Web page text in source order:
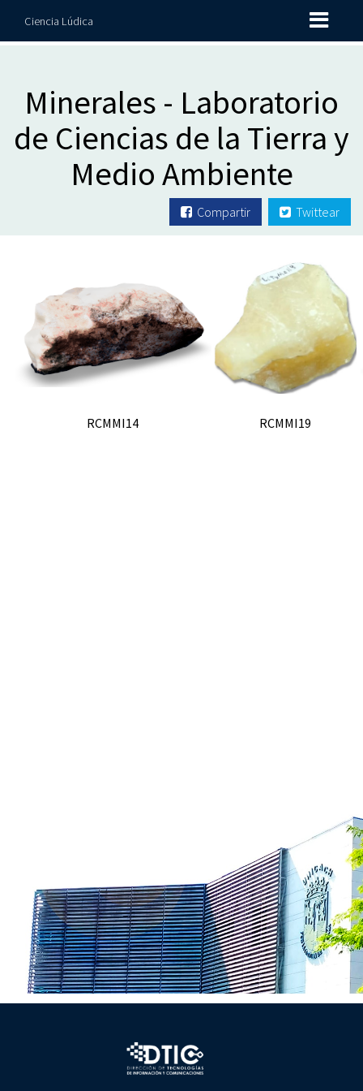
Ciencia Lúdica
Minerales - Laboratorio
de Ciencias de la Tierra y
Medio Ambiente
Compartir Twittear
RCMMI14 RCMMI19